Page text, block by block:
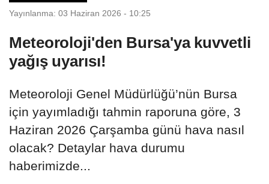
Yayınlanma: 03 Haziran 2026 - 10:25
Meteoroloji'den Bursa'ya kuvvetli
yağış uyarısı!
Meteoroloji Genel Müdürlüğü’nün Bursa
için yayımladığı tahmin raporuna göre, 3
Haziran 2026 Çarşamba günü hava nasıl
olacak? Detaylar hava durumu
haberimizde...